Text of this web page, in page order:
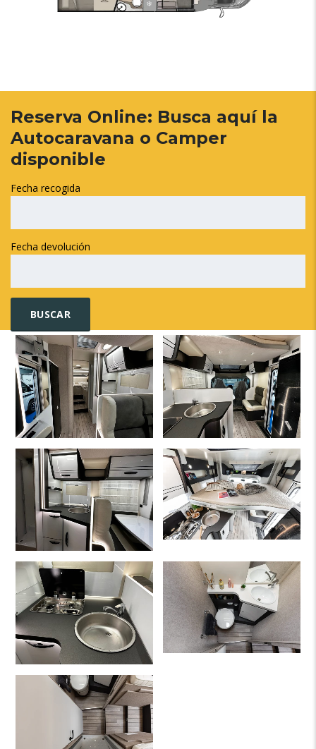
Reserva Online: Busca aquí la
Autocaravana o Camper
disponible
Fecha recogida
Fecha devolución